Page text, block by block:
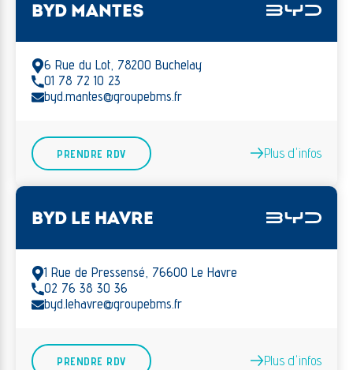
BYD MANTES
6 Rue du Lot, 78200 Buchelay
01 78 72 10 23
byd.mantes@groupebms.fr
PRENDRE RDV Plus d'infos
BYD LE HAVRE
1 Rue de Pressensé, 76600 Le Havre
02 76 38 30 36
byd.lehavre@groupebms.fr
PRENDRE RDV Plus d'infos